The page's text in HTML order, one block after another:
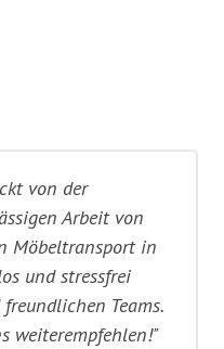
von der
Arbeit von
Möbeltransport in
und stressfrei
Teams.
weiterempfehlen!"